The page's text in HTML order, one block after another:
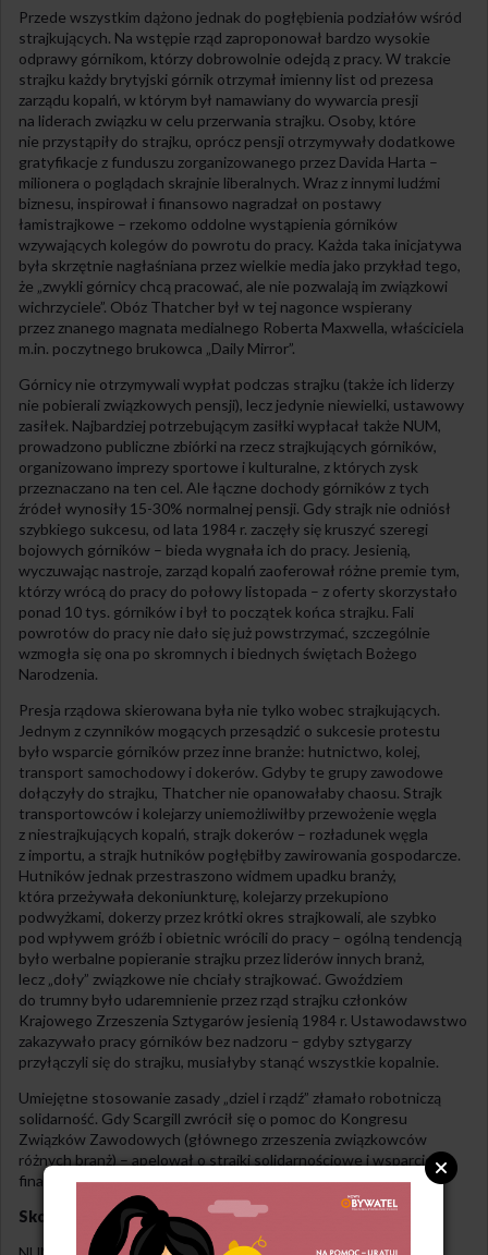
Przede wszystkim dążono jednak do pogłębienia podziałów wśród
strajkujących. Na wstępie rząd zaproponował bardzo wysokie
odprawy górnikom, którzy dobrowolnie odejdą z pracy. W trakcie
strajku każdy brytyjski górnik otrzymał imienny list od prezesa
zarządu kopalń, w którym był namawiany do wywarcia presji
na liderach związku w celu przerwania strajku. Osoby, które
nie przystąpiły do strajku, oprócz pensji otrzymywały dodatkowe
gratyfikacje z funduszu zorganizowanego przez Davida Harta –
milionera o poglądach skrajnie liberalnych. Wraz z innymi ludźmi
biznesu, inspirował i finansowo nagradzał on postawy
łamistrajkowe – rzekomo oddolne wystąpienia górników
wzywających kolegów do powrotu do pracy. Każda taka inicjatywa
była skrzętnie nagłaśniana przez wielkie media jako przykład tego,
że „zwykli górnicy chcą pracować, ale nie pozwalają im związkowi
wichrzyciele”. Obóz Thatcher był w tej nagonce wspierany
przez znanego magnata medialnego Roberta Maxwella, właściciela
m.in. poczytnego brukowca „Daily Mirror”.
Górnicy nie otrzymywali wypłat podczas strajku (także ich liderzy
nie pobierali związkowych pensji), lecz jedynie niewielki, ustawowy
zasiłek. Najbardziej potrzebującym zasiłki wypłacał także NUM,
prowadzono publiczne zbiórki na rzecz strajkujących górników,
organizowano imprezy sportowe i kulturalne, z których zysk
przeznaczano na ten cel. Ale łączne dochody górników z tych
źródeł wynosiły 15-30% normalnej pensji. Gdy strajk nie odniósł
szybkiego sukcesu, od lata 1984 r. zaczęły się kruszyć szeregi
bojowych górników – bieda wygnała ich do pracy. Jesienią,
wyczuwając nastroje, zarząd kopalń zaoferował różne premie tym,
którzy wrócą do pracy do połowy listopada – z oferty skorzystało
ponad 10 tys. górników i był to początek końca strajku. Fali
powrotów do pracy nie dało się już powstrzymać, szczególnie
wzmogła się ona po skromnych i biednych świętach Bożego
Narodzenia.
Presja rządowa skierowana była nie tylko wobec strajkujących.
Jednym z czynników mogących przesądzić o sukcesie protestu
było wsparcie górników przez inne branże: hutnictwo, kolej,
transport samochodowy i dokerów. Gdyby te grupy zawodowe
dołączyły do strajku, Thatcher nie opanowałaby chaosu. Strajk
transportowców i kolejarzy uniemożliwiłby przewożenie węgla
z niestrajkujących kopalń, strajk dokerów – rozładunek węgla
z importu, a strajk hutników pogłębiłby zawirowania gospodarcze.
Hutników jednak przestraszono widmem upadku branży,
która przeżywała dekoniunkturę, kolejarzy przekupiono
podwyżkami, dokerzy przez krótki okres strajkowali, ale szybko
pod wpływem gróźb i obietnic wrócili do pracy – ogólną tendencją
było werbalne popieranie strajku przez liderów innych branż,
lecz „doły” związkowe nie chciały strajkować. Gwoździem
do trumny było udaremnienie przez rząd strajku członków
Krajowego Zrzeszenia Sztygarów jesienią 1984 r. Ustawodawstwo
zakazywało pracy górników bez nadzoru – gdyby sztygarzy
przyłączyli się do strajku, musiałyby stanąć wszystkie kopalnie.
Umiejętne stosowanie zasady „dziel i rządź” złamało robotniczą
solidarność. Gdy Scargill zwrócił się o pomoc do Kongresu
Związków Zawodowych (głównego zrzeszenia związkowców
różnych branż) – apelował o strajki solidarnościowe i wsparcie
finansowe – nie wyszło z tego nic poza obietnicami.
Skok na kasę